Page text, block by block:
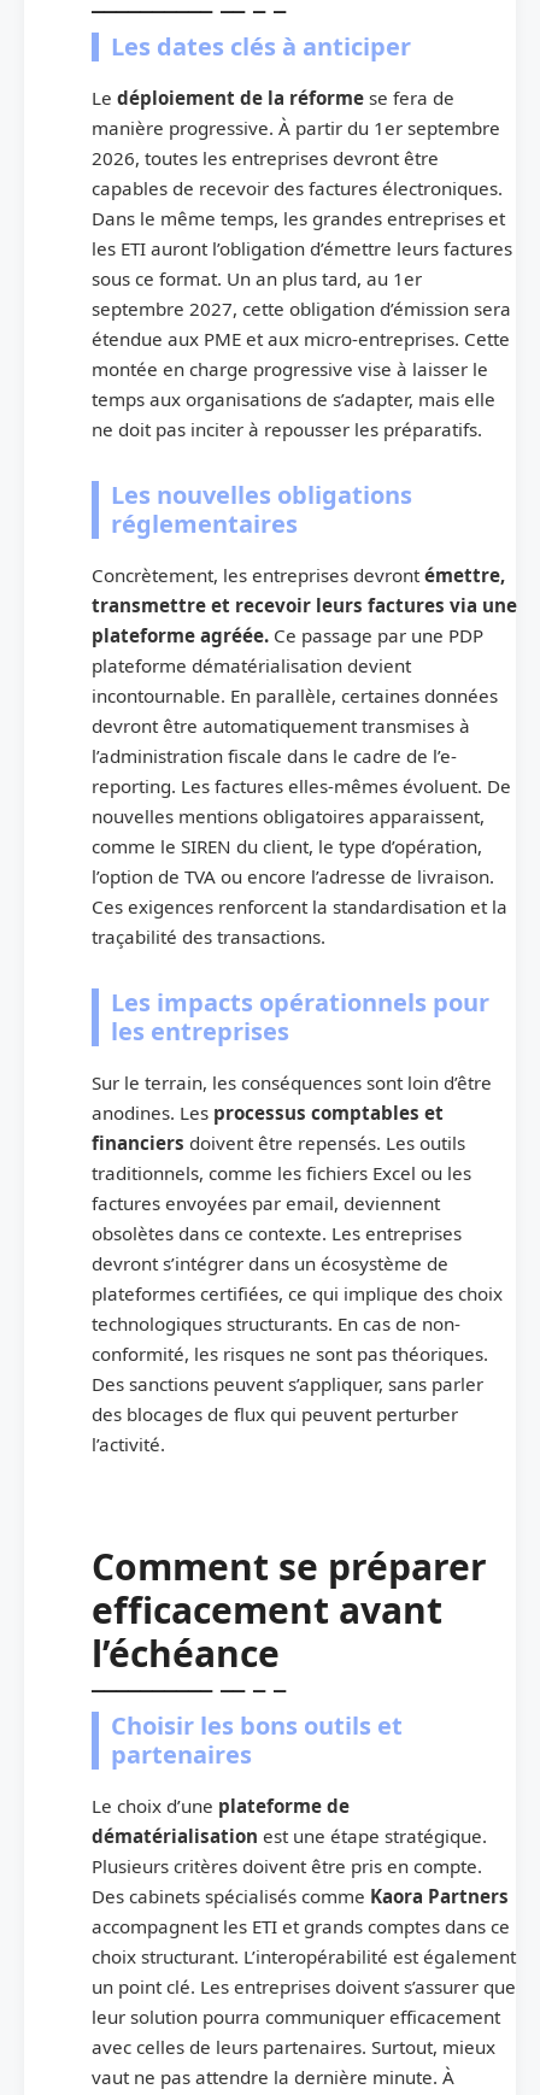
Les dates clés à anticiper
Le déploiement de la réforme se fera de
manière progressive. À partir du 1er septembre
2026, toutes les entreprises devront être
capables de recevoir des factures électroniques.
Dans le même temps, les grandes entreprises et
les ETI auront l’obligation d’émettre leurs factures
sous ce format. Un an plus tard, au 1er
septembre 2027, cette obligation d’émission sera
étendue aux PME et aux micro-entreprises. Cette
montée en charge progressive vise à laisser le
temps aux organisations de s’adapter, mais elle
ne doit pas inciter à repousser les préparatifs.
Les nouvelles obligations
réglementaires
Concrètement, les entreprises devront émettre,
transmettre et recevoir leurs factures via une
plateforme agréée. Ce passage par une PDP
plateforme dématérialisation devient
incontournable. En parallèle, certaines données
devront être automatiquement transmises à
l’administration fiscale dans le cadre de l’e-
reporting. Les factures elles-mêmes évoluent. De
nouvelles mentions obligatoires apparaissent,
comme le SIREN du client, le type d’opération,
l’option de TVA ou encore l’adresse de livraison.
Ces exigences renforcent la standardisation et la
traçabilité des transactions.
Les impacts opérationnels pour
les entreprises
Sur le terrain, les conséquences sont loin d’être
anodines. Les processus comptables et
financiers doivent être repensés. Les outils
traditionnels, comme les fichiers Excel ou les
factures envoyées par email, deviennent
obsolètes dans ce contexte. Les entreprises
devront s’intégrer dans un écosystème de
plateformes certifiées, ce qui implique des choix
technologiques structurants. En cas de non-
conformité, les risques ne sont pas théoriques.
Des sanctions peuvent s’appliquer, sans parler
des blocages de flux qui peuvent perturber
l’activité.
Comment se préparer
efficacement avant
l’échéance
Choisir les bons outils et
partenaires
Le choix d’une plateforme de
dématérialisation est une étape stratégique.
Plusieurs critères doivent être pris en compte.
Des cabinets spécialisés comme Kaora Partners
accompagnent les ETI et grands comptes dans ce
choix structurant. L’interopérabilité est également
un point clé. Les entreprises doivent s’assurer que
leur solution pourra communiquer efficacement
avec celles de leurs partenaires. Surtout, mieux
vaut ne pas attendre la dernière minute. À